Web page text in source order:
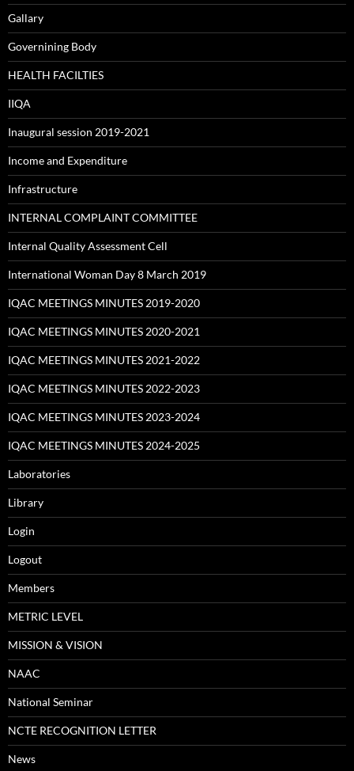
Gallary
Governining Body
HEALTH FACILTIES
IIQA
Inaugural session 2019-2021
Income and Expenditure
Infrastructure
INTERNAL COMPLAINT COMMITTEE
Internal Quality Assessment Cell
International Woman Day 8 March 2019
IQAC MEETINGS MINUTES 2019-2020
IQAC MEETINGS MINUTES 2020-2021
IQAC MEETINGS MINUTES 2021-2022
IQAC MEETINGS MINUTES 2022-2023
IQAC MEETINGS MINUTES 2023-2024
IQAC MEETINGS MINUTES 2024-2025
Laboratories
Library
Login
Logout
Members
METRIC LEVEL
MISSION & VISION
NAAC
National Seminar
NCTE RECOGNITION LETTER
News